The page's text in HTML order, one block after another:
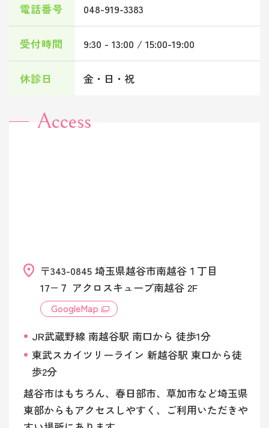
電話番号 048-919-3383
受付時間 9:30 - 13:00 / 15:00-19:00
休診日 金・日・祝
Access
〒343-0845 埼玉県越谷市南越谷１丁目
17−７ アクロスキューブ南越谷 2F
GoogleMap
JR武蔵野線 南越谷駅 南口から 徒歩1分
東武スカイツリーライン 新越谷駅 東口から徒
歩2分
越谷市はもちろん、春日部市、草加市など埼玉県
東部からもアクセスしやすく、ご利用いただきや